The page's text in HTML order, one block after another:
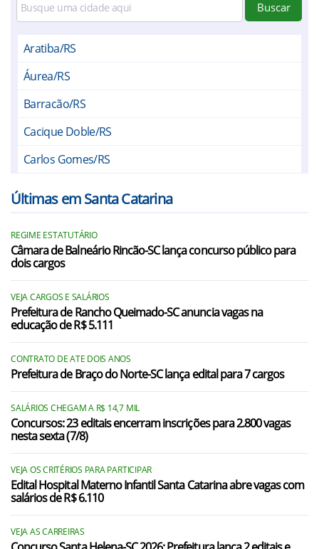
Buscar
Aratiba/RS
Áurea/RS
Barracão/RS
Cacique Doble/RS
Carlos Gomes/RS
Floriano Peixoto/RS
Gaurama/RS
Machadinho/RS
Marcelino Ramos/RS
Mariano Moro/RS
Maximiliano de Almeida/RS
Paim Filho/RS
Sananduva/RS
Santo Expedito do Sul/RS
São João da Urtiga/RS
São José do Ouro/RS
Últimas em Santa Catarina
REGIME ESTATUTÁRIO
Câmara de Balneário Rincão-SC lança concurso público para
dois cargos
VEJA CARGOS E SALÁRIOS
Prefeitura de Rancho Queimado-SC anuncia vagas na
educação de R$ 5.111
CONTRATO DE ATE DOIS ANOS
Prefeitura de Braço do Norte-SC lança edital para 7 cargos
SALÁRIOS CHEGAM A R$ 14,7 MIL
Concursos: 23 editais encerram inscrições para 2.800 vagas
nesta sexta (7/8)
VEJA OS CRITÉRIOS PARA PARTICIPAR
Edital Hospital Materno Infantil Santa Catarina abre vagas com
salários de R$ 6.110
VEJA AS CARREIRAS